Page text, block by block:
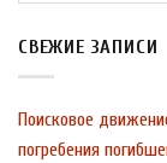
СВЕЖИЕ ЗАПИСИ
Поисковое
погребения